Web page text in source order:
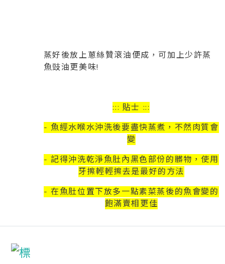
蒸好後放上蔥絲贊滾油便成，可加上少許蒸
魚豉油更美味!
::: 貼士 :::
- 魚經水喉水沖洗後要盡快蒸煮，不然肉質會
變
- 記得沖洗乾淨魚肚內黑色部份的髒物，使用
牙擦輕輕擦去是最好的方法
- 在魚肚位置下放多一點素菜蒸後的魚會變的
飽滿賣相更佳